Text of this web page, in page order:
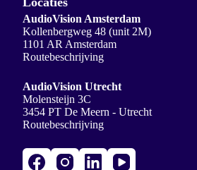
AudioVision Amsterdam
Kollenbergweg 48 (unit 2M)
1101 AR Amsterdam
Routebeschrijving
AudioVision Utrecht
Molensteijn 3C
3454 PT De Meern - Utrecht
Routebeschrijving